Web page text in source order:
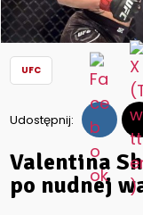
UFC
Udostępnij:
Valentina
po nudnej